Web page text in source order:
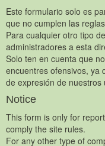
Este formulario solo es
que no cumplen las
Para cualquier otro tipo
administradores a esta
Solo ten en cuenta que
encuentres ofensivos, ya
de expresión de nuestros
Notice
This form is only for
comply the site rules.
For any other type of